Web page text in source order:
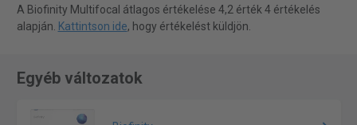
A Biofinity Multifocal átlagos értékelése 4,2 érték 4 értékelés
alapján. Kattintson ide, hogy értékelést küldjön.
Egyéb változatok